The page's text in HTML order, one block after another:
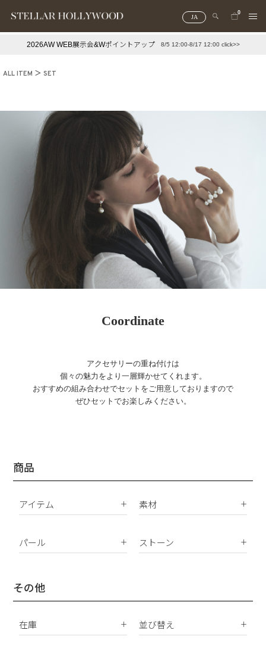
JA
0
#スタッフイチ押し（通勤パールアクセ）
2026AW WEB展示会&Wポイントアップ 8/5 12:00-8/17 12:00 click>>
ALL ITEM SET
Coordinate
アクセサリーの重ね付けは
個々の魅力をより一層輝かせてくれます。
おすすめの組み合わせでセットをご用意しておりますので
ぜひセットでお楽しみください。
商品
アイテム
イヤリング
ネックレス
リング
素材
K10
サージカルステンレス
パール
南洋真珠
シェルパール
ストーン
ジルコニア
その他
在庫 並び替え